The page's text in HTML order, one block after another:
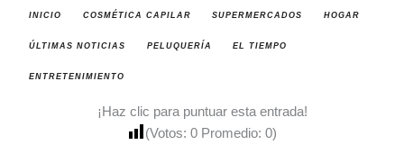
INICIO COSMÉTICA CAPILAR SUPERMERCADOS HOGAR
ÚLTIMAS NOTICIAS PELUQUERÍA EL TIEMPO
ENTRETENIMIENTO
¡Haz clic para puntuar esta entrada!
(Votos: 0 Promedio: 0)